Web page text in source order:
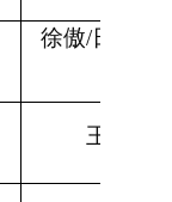
徐傲/日本文
王蔚